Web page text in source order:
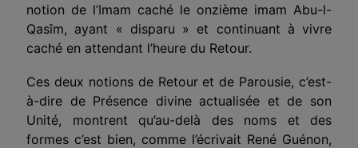
notion de l’Imam caché le onzième imam Abu-l-
Qasîm, ayant « dispa­ru » et continuant à vivre
caché en attendant l’heure du Retour.
Ces deux notions de Retour et de Parousie, c’est-
à-dire de Présence divine actualisée et de son
Unité, montrent qu’au-delà des noms et des
formes c’est bien, comme l’écrivait René Guénon,